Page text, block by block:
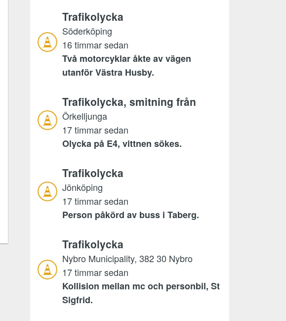
Trafikolycka
Söderköping
16 timmar sedan
Två motorcyklar åkte av vägen
utanför Västra Husby.
Trafikolycka, smitning från
Örkelljunga
17 timmar sedan
Olycka på E4, vittnen sökes.
Trafikolycka
Jönköping
17 timmar sedan
Person påkörd av buss i Taberg.
Trafikolycka
Nybro Municipality, 382 30 Nybro
17 timmar sedan
Kollision mellan mc och personbil, St
Sigfrid.